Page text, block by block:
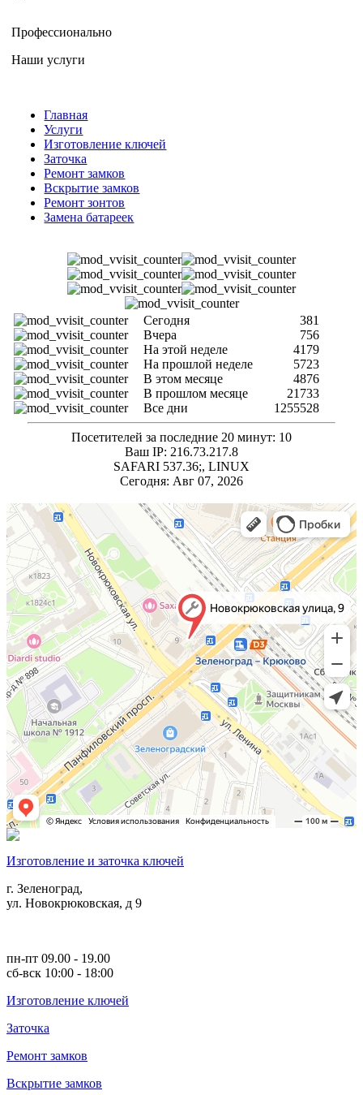
Профессионально
Наши услуги
Главная
Услуги
Изготовление ключей
Заточка
Ремонт замков
Вскрытие замков
Ремонт зонтов
Замена батареек
Сегодня
381
Вчера
756
На этой неделе
4179
На прошлой неделе
5723
В этом месяце
4876
В прошлом месяце
21733
Все дни
1255528
Посетителей за последние 20 минут: 10
Ваш IP: 216.73.217.8
SAFARI 537.36;, LINUX
Сегодня: Авг 07, 2026
Изготовление и заточка ключей
г. Зеленоград,
ул. Новокрюковская, д 9
пн-пт 09.00 - 19.00
сб-вск 10:00 - 18:00
Изготовление ключей
Заточка
Ремонт замков
Вскрытие замков